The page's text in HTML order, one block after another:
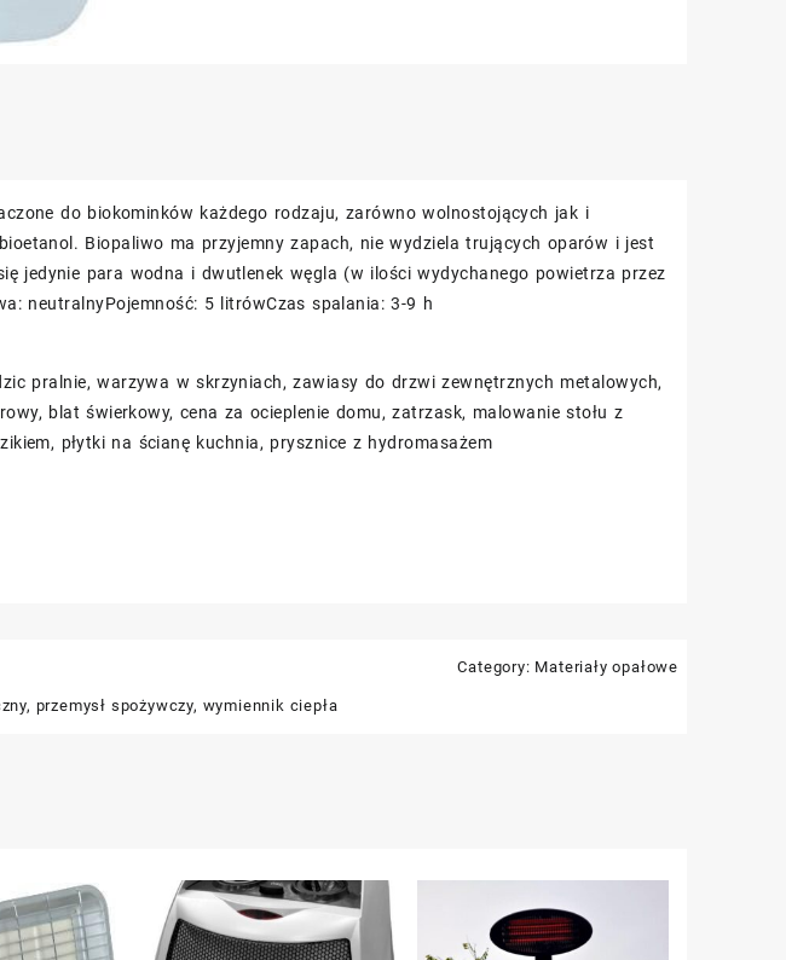
do biokominków każdego rodzaju, zarówno wolnostojących jak i
Biopaliwo ma przyjemny zapach, nie wydziela trujących oparów i jest
jedynie para wodna i dwutlenek węgla (w ilości wydychanego powietrza przez
neutralnyPojemność: 5 litrówCzas spalania: 3-9 h
pralnie, warzywa w skrzyniach, zawiasy do drzwi zewnętrznych metalowych,
blat świerkowy, cena za ocieplenie domu, zatrzask, malowanie stołu z
płytki na ścianę kuchnia, prysznice z hydromasażem
Category: Materiały opałowe
, przemysł spożywczy, wymiennik ciepła